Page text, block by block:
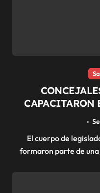
CAPACITARON
El cuerpo de legisladores del municipio de Merlo
formaron parte de